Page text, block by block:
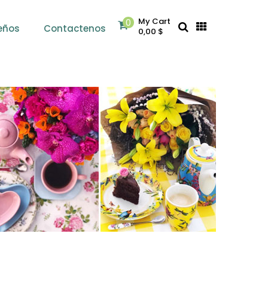
Contactenos
My Cart
0
0,00 $